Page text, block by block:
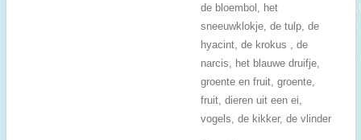
de bloembol, het
sneeuwklokje, de tulp, de
hyacint, de krokus , de
narcis, het blauwe druifje,
groente en fruit, groente,
fruit, dieren uit een ei,
vogels, de kikker, de vlinder